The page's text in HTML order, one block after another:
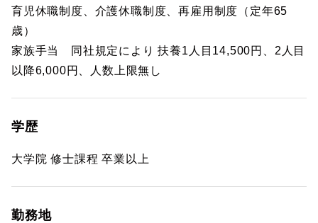
育児休職制度、介護休職制度、再雇用制度（定年65
歳）
家族手当 同社規定により 扶養1人目14,500円、2人目
以降6,000円、人数上限無し
学歴
大学院 修士課程 卒業以上
勤務地